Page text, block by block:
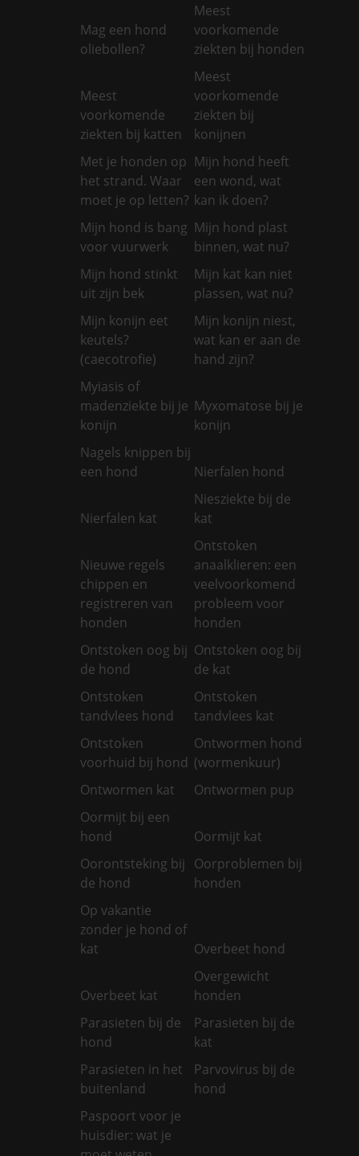
Mag een hond
oliebollen?
Meest
voorkomende
ziekten bij honden
Meest
voorkomende
ziekten bij katten
Meest
voorkomende
ziekten bij
konijnen
Met je honden op
het strand. Waar
moet je op letten?
Mijn hond heeft
een wond, wat
kan ik doen?
Mijn hond is bang
voor vuurwerk
Mijn hond plast
binnen, wat nu?
Mijn hond stinkt
uit zijn bek
Mijn kat kan niet
plassen, wat nu?
Mijn konijn eet
keutels?
(caecotrofie)
Mijn konijn niest,
wat kan er aan de
hand zijn?
Myiasis of
madenziekte bij je
konijn
Myxomatose bij je
konijn
Nagels knippen bij
een hond
Nierfalen hond
Nierfalen kat
Niesziekte bij de
kat
Nieuwe regels
chippen en
registreren van
honden
Ontstoken
anaalklieren: een
veelvoorkomend
probleem voor
honden
Ontstoken oog bij
de hond
Ontstoken oog bij
de kat
Ontstoken
tandvlees hond
Ontstoken
tandvlees kat
Ontstoken
voorhuid bij hond
Ontwormen hond
(wormenkuur)
Ontwormen kat
Ontwormen pup
Oormijt bij een
hond
Oormijt kat
Oorontsteking bij
de hond
Oorproblemen bij
honden
Op vakantie
zonder je hond of
kat
Overbeet hond
Overbeet kat
Overgewicht
honden
Parasieten bij de
hond
Parasieten bij de
kat
Parasieten in het
buitenland
Parvovirus bij de
hond
Paspoort voor je
huisdier: wat je